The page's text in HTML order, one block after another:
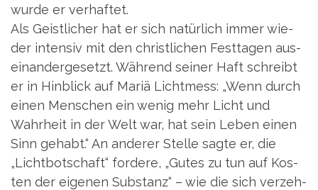
wur­de er ver­haf­tet.
Als Geist­li­cher hat er sich natür­lich immer wie­
der inten­siv mit den christ­li­chen Fest­ta­gen aus­
ein­an­der­ge­setzt. Wäh­rend sei­ner Haft schreibt
er in Hin­blick auf Mariä Licht­mess: „Wenn durch
einen Men­schen ein wenig mehr Licht und
Wahr­heit in der Welt war, hat sein Leben einen
Sinn gehabt.“ An ande­rer Stel­le sag­te er, die
„Licht­bot­schaft“ for­de­re, „Gutes zu tun auf Kos­
ten der eige­nen Sub­stanz“ – wie die sich ver­zeh­